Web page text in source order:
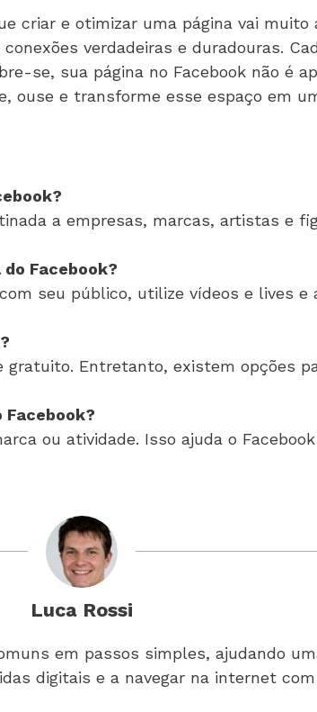
criar e otimizar uma página vai
verdadeiras e duradouras.
se, sua página no Facebook não é
ouse e transforme esse espaço em
a empresas, marcas, artistas e
Facebook?
seu público, utilize vídeos e lives
Entretanto, existem opções
ou atividade. Isso ajuda o
Luca Rossi
em passos simples, ajudando
digitais e a navegar na internet com